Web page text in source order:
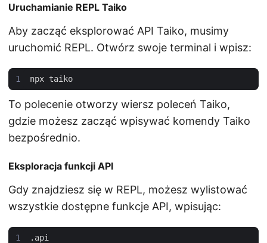
Uruchamianie REPL Taiko
Aby zacząć eksplorować API Taiko, musimy
uruchomić REPL. Otwórz swoje terminal i wpisz:
To polecenie otworzy wiersz poleceń Taiko,
gdzie możesz zacząć wpisywać komendy Taiko
bezpośrednio.
Eksploracja funkcji API
Gdy znajdziesz się w REPL, możesz wylistować
wszystkie dostępne funkcje API, wpisując:
. api